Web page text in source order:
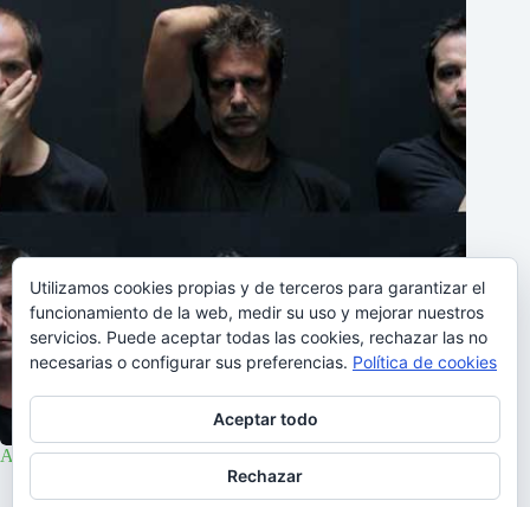
Artista de la semana: Mão Morta III 2006-2016
28/11/2016
Utilizamos cookies propias y de terceros para garantizar el
funcionamiento de la web, medir su uso y mejorar nuestros
servicios. Puede aceptar todas las cookies, rechazar las no
necesarias o configurar sus preferencias. Política de cookies
Aceptar todo
Rechazar